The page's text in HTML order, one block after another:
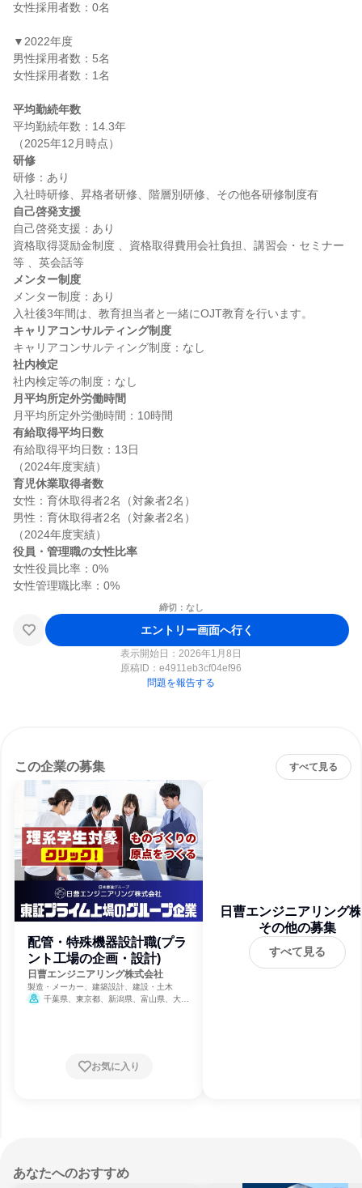
女性採用者数：0名
▼2022年度
男性採用者数：5名
女性採用者数：1名
平均勤続年数
平均勤続年数：14.3年
研修
研修：あり
自己啓発支援
自己啓発支援：あり
資格取得奨励金制度 、資格取得費用会社負担、講習会・セミナー
メンター制度
メンター制度：あり
キャリアコンサルティング制度
社内検定
月平均所定外労働時間
有給取得平均日数
有給取得平均日数：13日
育児休業取得者数
女性：育休取得者2名（対象者2名）
男性：育休取得者2名（対象者2名）
役員・管理職の女性比率
女性役員比率：0%
締切：なし
エントリー画面へ行く
表示開始日：2026年1月8日
原稿ID： e4911eb3cf04ef96
問題を報告する
この企業の募集 すべて見る
配管・特殊機器設計職(プラ
ント工場の企画・設計)
日曹エンジニアリング株式会社
製造・メーカー、建築設計、建設・土木
千葉県、東京都、新潟県、富山県、大阪
お気に入り
日曹エンジニアリング
会社
その他の募集
すべて見る
あなたへのおすすめ